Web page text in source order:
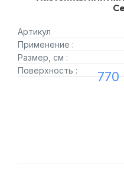
Артикул
Применение :
Размер, см :
Поверхность :